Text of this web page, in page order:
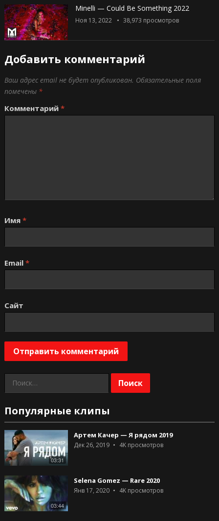
Minelli — Could Be Something 2022
Ноя 13, 2022 38,973 просмотров
Добавить комментарий
Ваш адрес email не будет опубликован. Обязательные поля
помечены *
Комментарий *
Имя *
Email *
Сайт
Найти:
Популярные клипы
03:31
Артем Качер — Я рядом 2019
Дек 26, 2019 4Kпросмотров
03:44
Selena Gomez — Rare 2020
Янв 17, 2020 4Kпросмотров